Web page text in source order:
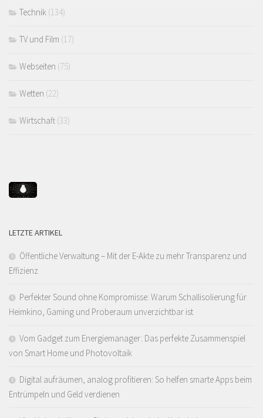
Technik (134)
TV und Film (17)
Webseiten (75)
Wetten (22)
Wirtschaft (33)
LETZTE ARTIKEL
Öffentliche Verwaltung – Mit der E-Akte zu mehr Transparenz und
Effizienz
Perfekter Sound ohne Kompromisse: Warum Schallisolierung für
Heimkino, Gaming und Proberaum unverzichtbar ist
Vom Gadget zum Energiemanager: Das perfekte Zusammenspiel
von Smart Home und Photovoltaik
Digital aufräumen, analog profitieren: So helfen smarte Apps beim
Entrümpeln und Geld verdienen